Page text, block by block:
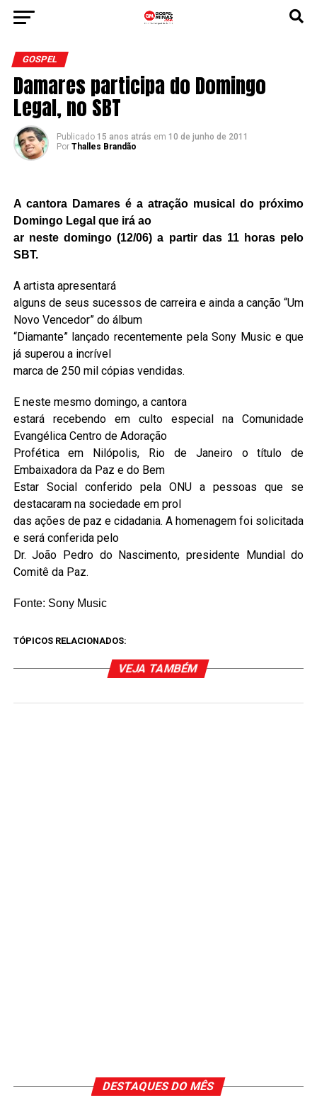
GOSPEL
Damares participa do Domingo
Legal, no SBT
Publicado 15 anos atrás em 10 de junho de 2011
Por Thalles Brandão
A cantora Damares é a atração musical do próximo
Domingo Legal que irá ao
ar neste domingo (12/06) a partir das 11 horas pelo
SBT.
A artista apresentará
alguns de seus sucessos de carreira e ainda a canção “Um
Novo Vencedor” do álbum
“Diamante” lançado recentemente pela Sony Music e que
já superou a incrível
marca de 250 mil cópias vendidas.
E neste mesmo domingo, a cantora
estará recebendo em culto especial na Comunidade
Evangélica Centro de Adoração
Profética em Nilópolis, Rio de Janeiro o título de
Embaixadora da Paz e do Bem
Estar Social conferido pela ONU a pessoas que se
destacaram na sociedade em prol
das ações de paz e cidadania. A homenagem foi solicitada
e será conferida pelo
Dr. João Pedro do Nascimento, presidente Mundial do
Comitê da Paz.
Fonte: Sony Music
TÓPICOS RELACIONADOS:
VEJA TAMBÉM
DESTAQUES DO MÊS